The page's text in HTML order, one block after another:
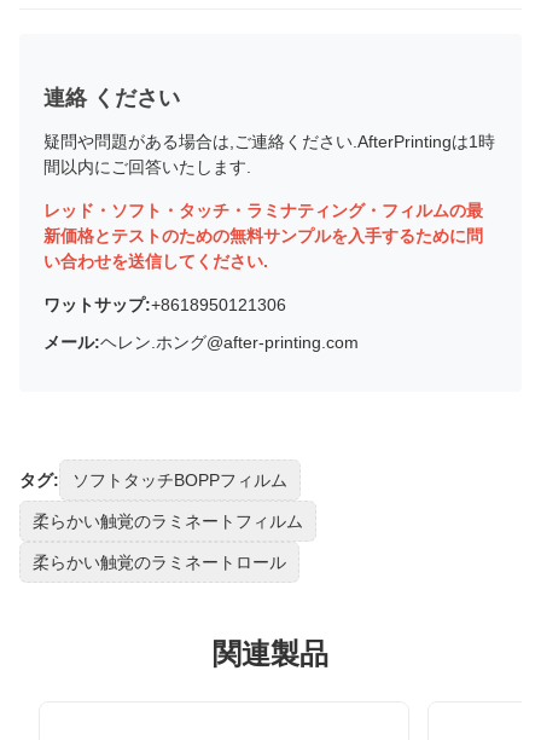
連絡 ください
疑問や問題がある場合は,ご連絡ください.AfterPrintingは1時
間以内にご回答いたします.
レッド・ソフト・タッチ・ラミナティング・フィルムの最
新価格とテストのための無料サンプルを入手するために問
い合わせを送信してください.
ワットサップ:+8618950121306
メール:ヘレン.ホング@after-printing.com
タグ: ソフトタッチBOPPフィルム
柔らかい触覚のラミネートフィルム
柔らかい触覚のラミネートロール
関連製品